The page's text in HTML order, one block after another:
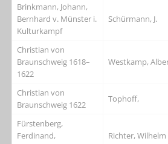
Brinkmann, Johann,
Bernhard v. Münster i.
Kulturkampf
Schürmann, J.
Christian von
Braunschweig 1618–
1622
Westkamp,
Christian von
Braunschweig 1622
Tophoff,
Fürstenberg,
Ferdinand,
Richter, Wilhelm